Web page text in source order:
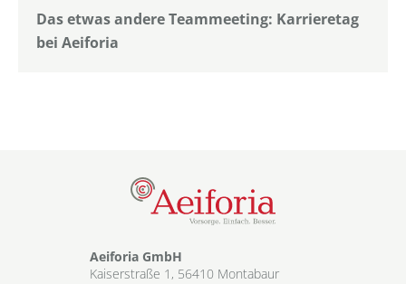
Das etwas andere Teammeeting: Karrieretag
bei Aeiforia
Aeiforia GmbH
Kaiserstraße 1, 56410 Montabaur